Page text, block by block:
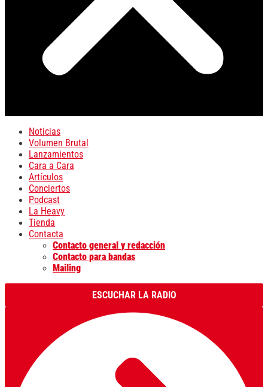
Noticias
Volumen Brutal
Lanzamientos
Cara a Cara
Artículos
Conciertos
Podcast
La Heavy
Tienda
Contacta
Contacto general y redacción
Contacto para bandas
Mailing
ESCUCHAR LA RADIO